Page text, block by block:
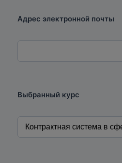
Адрес электронной почты
Выбранный курс